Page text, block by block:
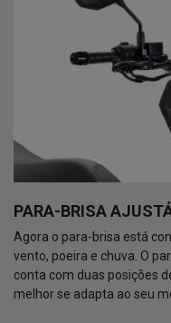
PARA-BRISA
Agora o para-brisa está
vento, poeira e chuva. O
conta com duas posições
melhor se adapta ao seu